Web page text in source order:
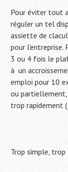
Pour éviter tout
réguler un tel
assiette de
pour
3 ou 4 fois le
à un
emploi pour 10
ou partiellement,
trop rapidement
Trop simple,